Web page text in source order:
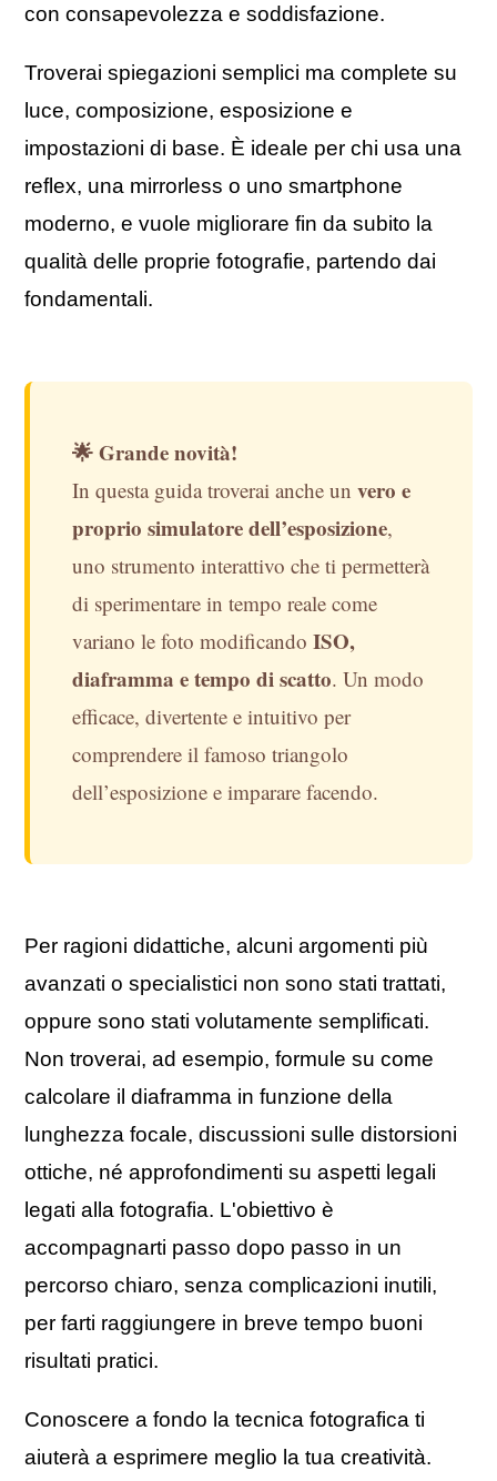
con consapevolezza e soddisfazione.
Troverai spiegazioni semplici ma complete su
luce, composizione, esposizione e
impostazioni di base. È ideale per chi usa una
reflex, una mirrorless o uno smartphone
moderno, e vuole migliorare fin da subito la
qualità delle proprie fotografie, partendo dai
fondamentali.
🌟 Grande novità!
In questa guida troverai anche un vero e
proprio simulatore dell’esposizione,
uno strumento interattivo che ti permetterà
di sperimentare in tempo reale come
variano le foto modificando ISO,
diaframma e tempo di scatto. Un modo
efficace, divertente e intuitivo per
comprendere il famoso triangolo
dell’esposizione e imparare facendo.
Per ragioni didattiche, alcuni argomenti più
avanzati o specialistici non sono stati trattati,
oppure sono stati volutamente semplificati.
Non troverai, ad esempio, formule su come
calcolare il diaframma in funzione della
lunghezza focale, discussioni sulle distorsioni
ottiche, né approfondimenti su aspetti legali
legati alla fotografia. L'obiettivo è
accompagnarti passo dopo passo in un
percorso chiaro, senza complicazioni inutili,
per farti raggiungere in breve tempo buoni
risultati pratici.
Conoscere a fondo la tecnica fotografica ti
aiuterà a esprimere meglio la tua creatività.